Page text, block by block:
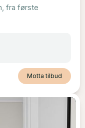
fra første
Motta tilbud